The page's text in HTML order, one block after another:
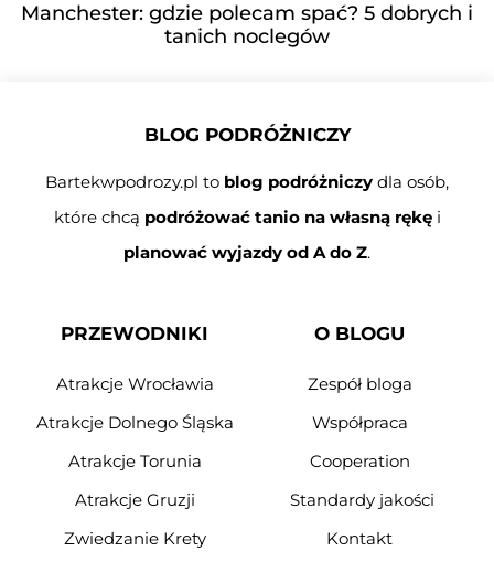
Manchester: gdzie polecam spać? 5 dobrych i
tanich noclegów
BLOG PODRÓŻNICZY
Bartekwpodrozy.pl to blog podróżniczy dla osób,
które chcą podróżować tanio na własną rękęi
planować wyjazdy od A do Z.
PRZEWODNIKI
Atrakcje Wrocławia
Atrakcje Dolnego Śląska
Atrakcje Torunia
Atrakcje Gruzji
Zwiedzanie Krety
O BLOGU
Zespół bloga
Współpraca
Cooperation
Standardy jakości
Kontakt